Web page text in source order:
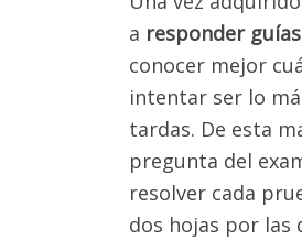
a responder
conocer mejor
intentar ser lo
tardas. De esta
pregunta del
resolver cada
dos hojas por